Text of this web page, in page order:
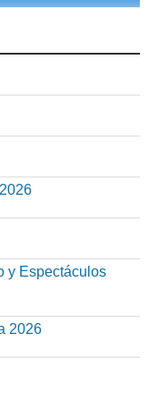
y Espectáculos
2026